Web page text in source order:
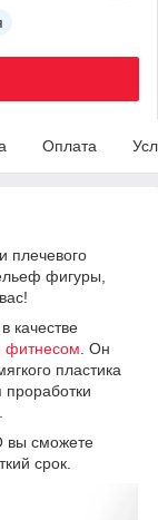
Оплата
и плечевого
фигуры,
качестве
фитнесом . Он
пластика
вы сможете
срок.